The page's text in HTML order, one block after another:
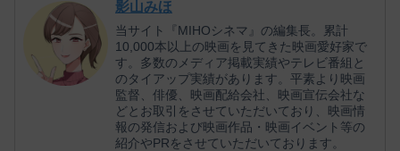
影山みほ
当サイト『MIHOシネマ』の編集長。累計
10,000本以上の映画を見てきた映画愛好家で
す。多数のメディア掲載実績やテレビ番組と
のタイアップ実績があります。平素より映画
監督、俳優、映画配給会社、映画宣伝会社な
どとお取引をさせていただいており、映画情
報の発信および映画作品・映画イベント等の
紹介やPRをさせていただいております。